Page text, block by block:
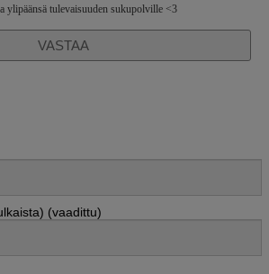
ylipäänsä tulevaisuuden sukupolville <3
VASTAA
(vaadittu)